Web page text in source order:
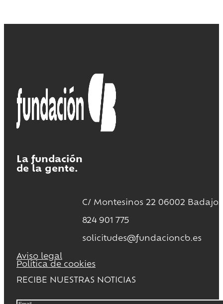
La fundación
de la gente.
C/ Montesinos 22 06002 Badajoz
824 901 775
solicitudes@fundacioncb.es
Aviso legal
Política de cookies
RECIBE NUESTRAS NOTICIAS